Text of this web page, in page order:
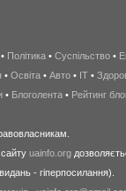
• Політика • Суспільство •
• Освіта • Авто • IT •
• Блоголента • Рейтинг
uainfo.org
- гіперпосилання).